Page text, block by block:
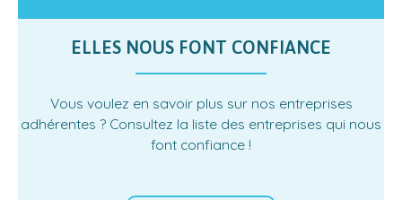
ELLES NOUS FONT CONFIANCE
Vous voulez en savoir plus sur nos entreprises
adhérentes ? Consultez la liste des entreprises qui nous
font confiance !